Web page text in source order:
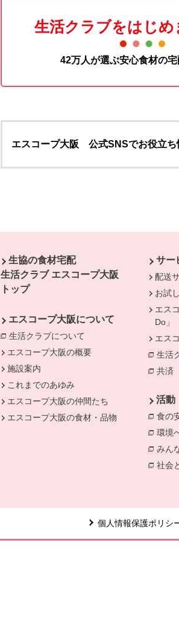
生活クラブをはじめ
42万人が選ぶ安心食材の
エスコープ大阪 公式SNSでお役立ち
生協の食材宅配
生活クラブ エスコープ大阪
トップ
エスコープ大阪について
生活クラブについて
別のウィンドウで開き
エスコープ大阪の概要
施設案内
これまでのあゆみ
エスコープ大阪の仲間たち
エスコープ大阪の食材・品物
サー
配送
お試
エス
Do」
エス
生活
別の
共済
活動
食の
環境
みん
社会
個人情報保護ポリシ